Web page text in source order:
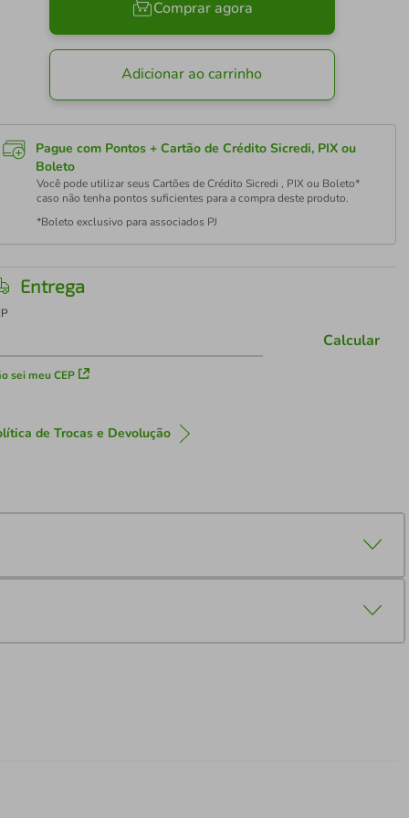
Comprar agora
Adicionar ao carrinho
Pague com Pontos + Cartão de Crédito Sicredi, PIX ou
Boleto
Você pode utilizar seus Cartões de Crédito Sicredi , PIX ou Boleto*
caso não tenha pontos suficientes para a compra deste produto.
*Boleto exclusivo para associados PJ
Entrega
sei meu CEP
Calcular
de Trocas e Devolução